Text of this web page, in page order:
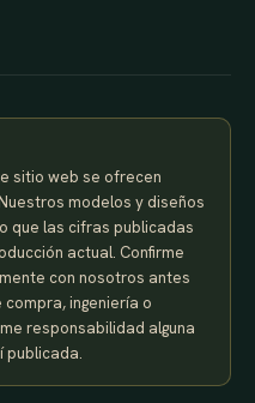
sitio web se ofrecen
modelos y diseños
que las cifras publicadas
actual. Confirme
con nosotros antes
ingeniería o
responsabilidad alguna
publicada.